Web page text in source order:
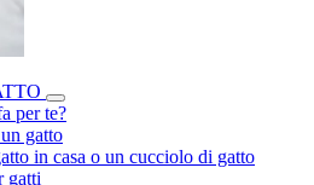
per te?
gatto
in casa o un cucciolo di gatto
gatti